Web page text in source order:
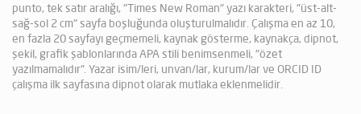
punto, tek satır aralığı, "Times New Roman" yazı karakteri, "üst-alt-
sağ-sol 2 cm" sayfa boşluğunda oluşturulmalıdır. Çalışma en az 10,
en fazla 20 sayfayı geçmemeli, kaynak gösterme, kaynakça, dipnot,
şekil, grafik şablonlarında APA stili benimsenmeli, "özet
yazılmamalıdır". Yazar isim/leri, unvan/lar, kurum/lar ve ORCID ID
çalışma ilk sayfasına dipnot olarak mutlaka eklenmelidir.